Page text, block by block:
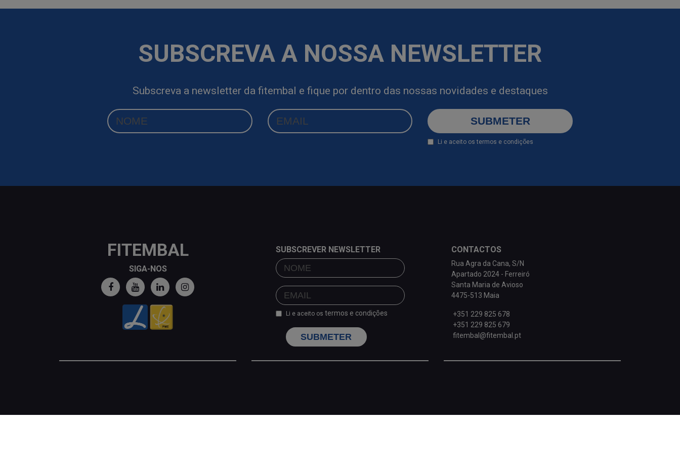
SUBSCREVA A NOSSA NEWSLETTER
Subscreva a newsletter da fitembal e fique por dentro das nossas novidades e destaques
SUBMETER
Li e aceito ostermos e condições
FITEMBAL
SIGA-NOS
SUBSCREVER NEWSLETTER
Li e aceito os termos e condições
SUBMETER
CONTACTOS
Rua Agra da Cana, S/N
Apartado 2024 - Ferreiró
Santa Maria de Avioso
4475-513 Maia
+351 229 825 678
+351 229 825 679
fitembal@fitembal.pt